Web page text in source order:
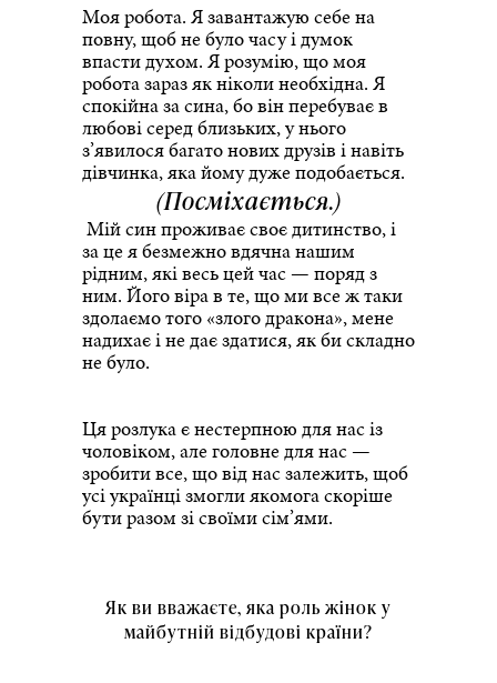
Моя робота. Я завантажую себе на
повну, щоб не було часу і думок
впасти духом. Я розумію, що моя
робота зараз як ніколи необхідна. Я
спокійна за сина, бо він перебуває в
любові серед близьких, у нього
з’явилося багато нових друзів і навіть
дівчинка, яка йому дуже подобається.
(Посміхається.)
Мій син проживає своє дитинство, і
за це я безмежно вдячна нашим
рідним, які весь цей час — поряд з
ним. Його віра в те, що ми все ж таки
здолаємо того «злого дракона», мене
надихає і не дає здатися, як би складно
не було.
Ця розлука є нестерпною для нас із
чоловіком, але головне для нас —
зробити все, що від нас залежить, щоб
усі українці змогли якомога скоріше
бути разом зі своїми сім’ями.
Як ви вважаєте, яка роль жінок у
майбутній відбудові країни?